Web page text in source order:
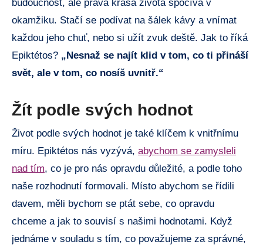
budoucnost, ale pravá krása života spočívá v
okamžiku. Stačí se podívat na šálek kávy a vnímat
každou jeho chuť, nebo si užít zvuk deště. Jak to říká
Epiktétos? „Nesnaž se najít klid v tom, co ti přináší
svět, ale v tom, co nosíš uvnitř.“
Žít podle svých hodnot
Život podle svých hodnot je také klíčem k vnitřnímu
míru. Epiktétos nás vyzývá, abychom se zamysleli
nad tím, co je pro nás opravdu důležité, a podle toho
naše rozhodnutí formovali. Místo abychom se řídili
davem, měli bychom se ptát sebe, co opravdu
chceme a jak to souvisí s našimi hodnotami. Když
jednáme v souladu s tím, co považujeme za správné,